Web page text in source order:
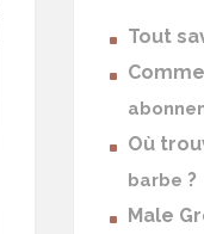
Tout
Où
barbe ?
Male